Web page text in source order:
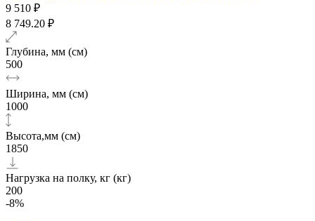
9 510 ₽
8 749.20 ₽
Глубина, мм (см)
500
Ширина, мм (см)
1000
Высота,мм (см)
1850
Нагрузка на полку, кг (кг)
200
-8%